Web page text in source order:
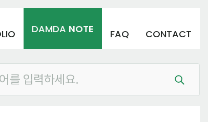
DAMDA NOTE FAQ CONTACT
브박스지기구조 부자재